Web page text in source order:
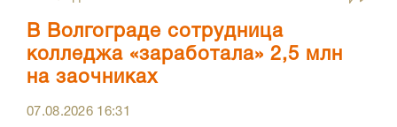
В Волгограде сотрудница
колледжа «заработала» 2,5 млн
на заочниках
07.08.2026 16:31